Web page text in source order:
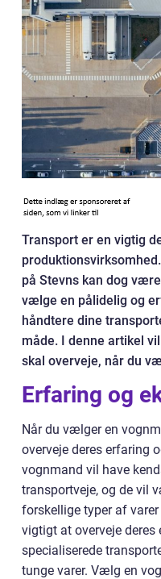
Transport er en vigtig
på Stevns kan dog
vælge en pålidelig og
håndtere dine
måde. I denne artikel
skal overveje, når du
Erfaring og
Når du vælger en
overveje deres erfaring
vognmand vil have
transportveje, og de vil
forskellige typer af
vigtigt at overveje deres
specialiserede
tunge varer. Vælg en